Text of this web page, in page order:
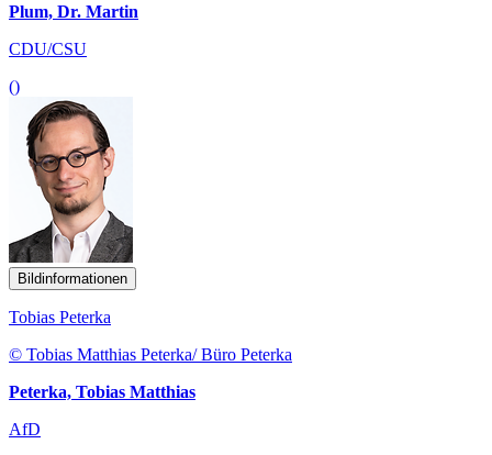
Plum, Dr. Martin
CDU/CSU
()
Bildinformationen
Tobias Peterka
© Tobias Matthias Peterka/ Büro Peterka
Peterka, Tobias Matthias
AfD